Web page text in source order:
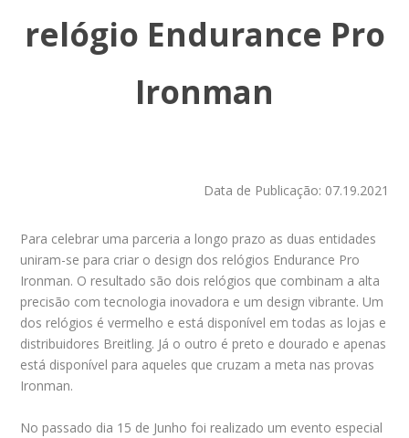
relógio Endurance Pro
Ironman
Data de Publicação: 07.19.2021
Para celebrar uma parceria a longo prazo as duas entidades
uniram-se para criar o design dos relógios Endurance Pro
Ironman. O resultado são dois relógios que combinam a alta
precisão com tecnologia inovadora e um design vibrante. Um
dos relógios é vermelho e está disponível em todas as lojas e
distribuidores Breitling. Já o outro é preto e dourado e apenas
está disponível para aqueles que cruzam a meta nas provas
Ironman.
No passado dia 15 de Junho foi realizado um evento especial